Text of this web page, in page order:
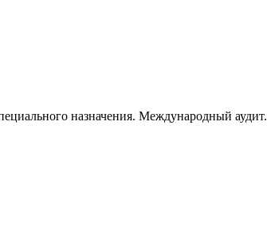
назначения. Международный аудит.